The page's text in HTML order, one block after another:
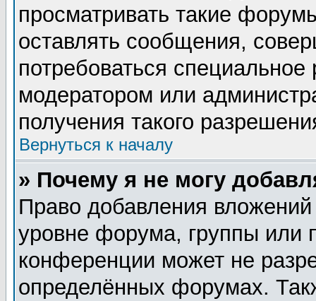
просматривать такие
оставлять сообщения,
потребоваться
модератором или
получения такого
Вернуться к началу
» Почему я не могу
Право добавления
уровне форума, группы или
конференции может не
определённых форумах.